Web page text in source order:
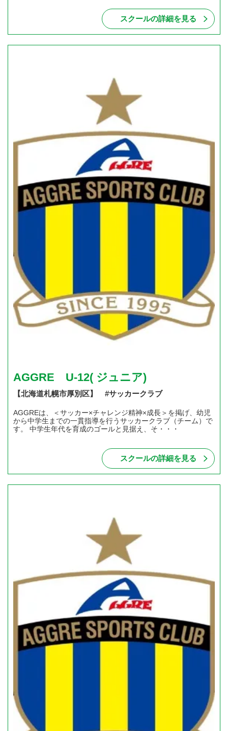
スクールの詳細を見る
AGGRE U-12( ジュニア)
【北海道札幌市厚別区】 #サッカークラブ
AGGREは、＜サッカー×チャレンジ精神×成長＞を掲げ、幼児
から中学生までの一貫指導を行うサッカークラブ（チーム）で
す。 中学生年代を育成のゴールと見据え、そ・・・
スクールの詳細を見る